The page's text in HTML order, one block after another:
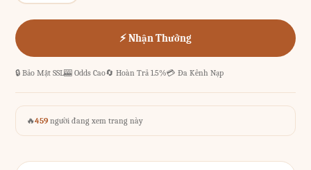
⚡ Nhận Thưởng
🔒 Bảo Mật SSL🎰 Odds Cao🔄 Hoàn Trả 1.5%💳 Đa Kênh Nạp
🔥459 người đang xem trang này